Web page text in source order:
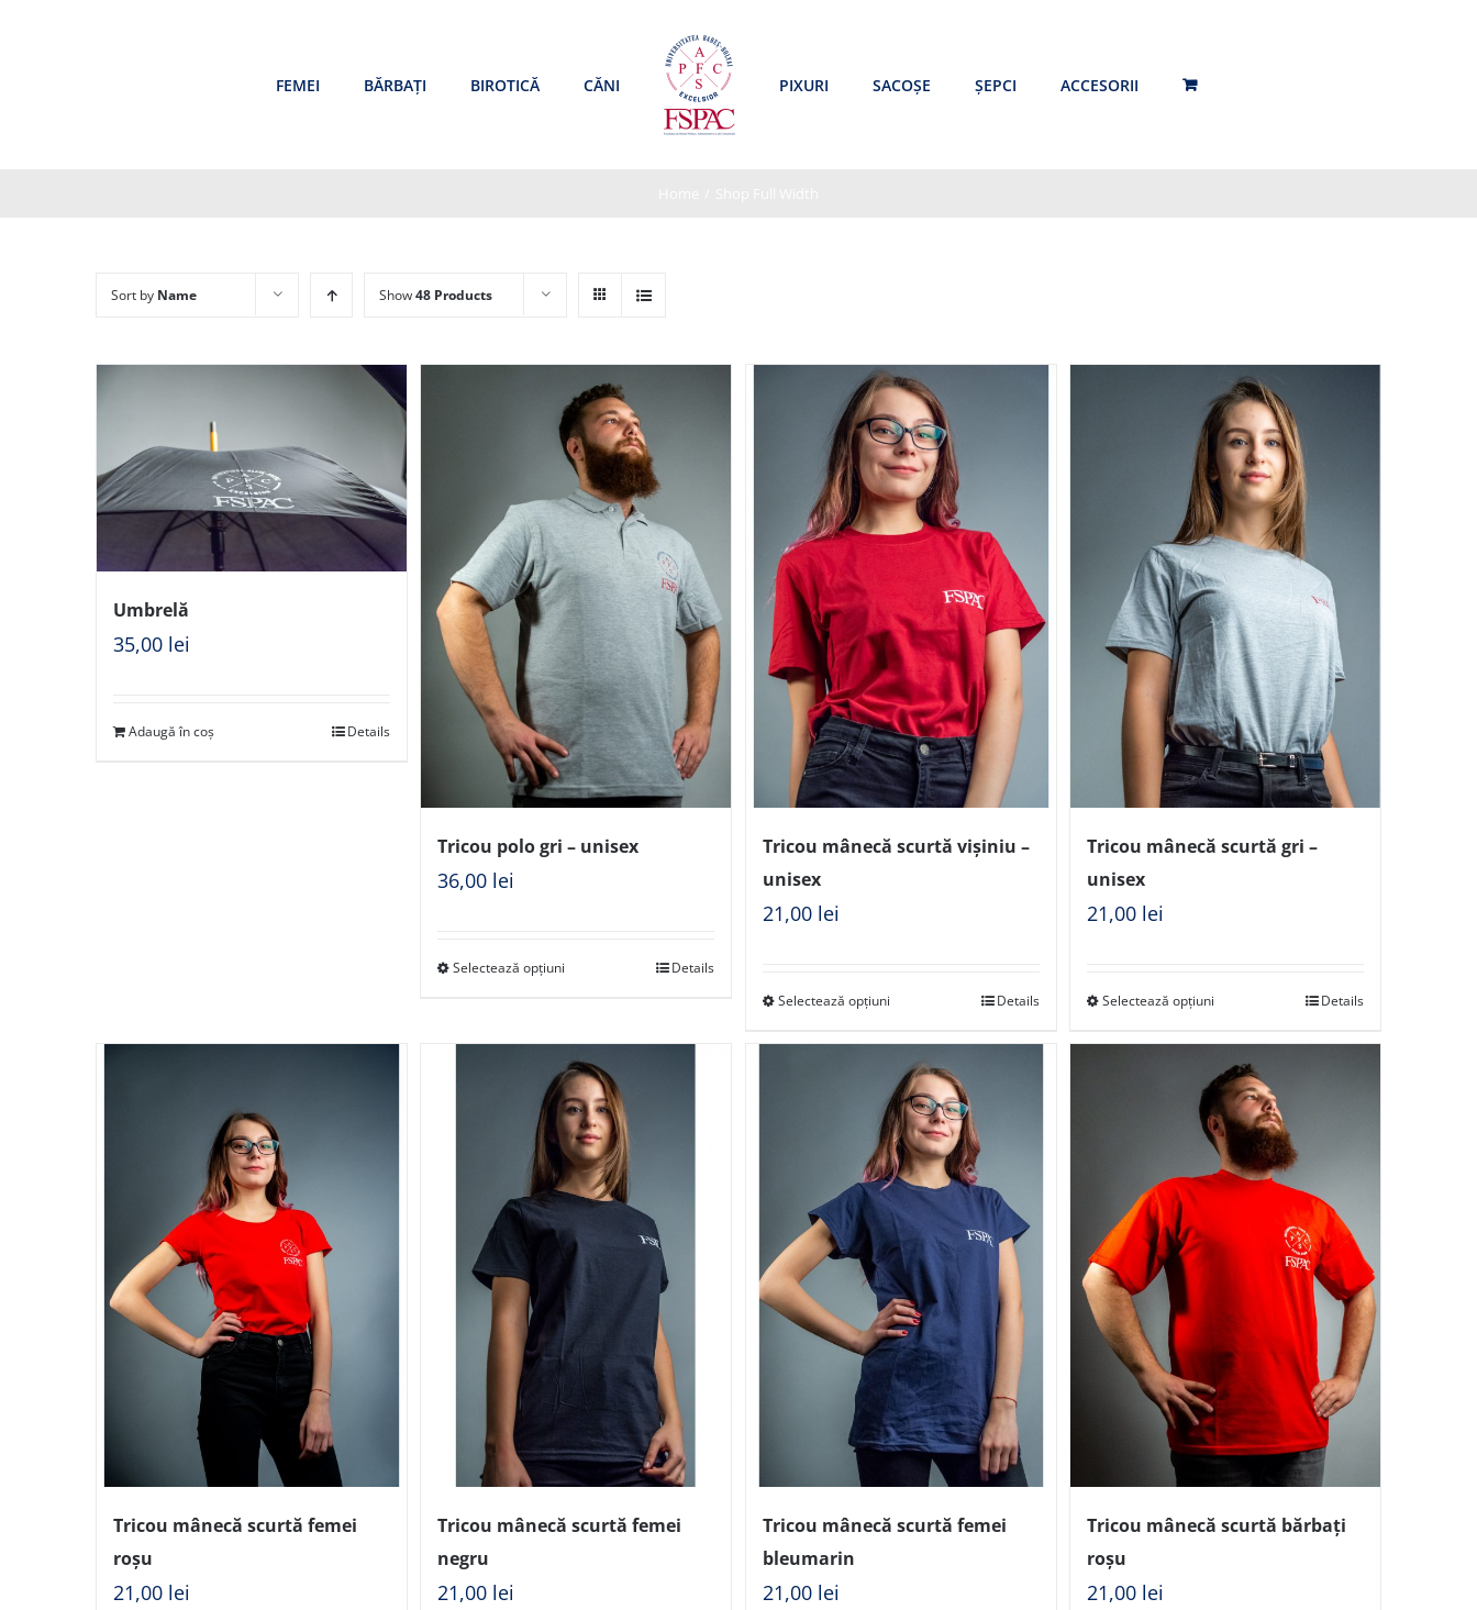
FEMEI BĂRBAȚI BIROTICĂ CĂNI PIXURI SACOȘE ȘEPCI ACCESORII
Sort by Name Show48 Products
Umbrelă
35,00 lei
Adaugă în coș Details
Tricou polo gri – unisex
36,00 lei
Selectează opțiuni Details
Tricou mânecă scurtă vișiniu –
unisex
21,00 lei
Selectează opțiuni Details
Tricou mânecă scurtă gri –
unisex
21,00 lei
Selectează opțiuni Details
Tricou mânecă scurtă femei
roșu
21,00 lei
Tricou mânecă scurtă femei
negru
21,00 lei
Tricou mânecă scurtă femei
bleumarin
21,00 lei
Tricou mânecă scurtă bărbați
roșu
21,00 lei